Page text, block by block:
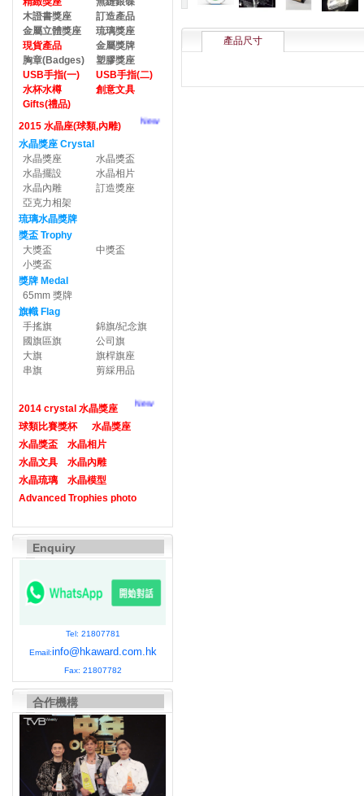
木證書獎座
訂造產品
金屬立體獎座
琉璃獎座
現貨產品
金屬獎牌
胸章(Badges)
塑膠獎座
USB手指(一)
USB手指(二)
水杯水樽
創意文具
Gifts(禮品)
2015 水晶座(球類,內雕)
New
水晶獎座 Crystal
水晶獎座
水晶獎盃
水晶擺設
水晶相片
水晶內雕
訂造獎座
亞克力相架
琉璃水晶獎牌
獎盃 Trophy
大獎盃
中獎盃
小獎盃
獎牌 Medal
65mm 獎牌
旗幟 Flag
手搖旗
錦旗/紀念旗
國旗區旗
公司旗
大旗
旗桿旗座
串旗
剪綵用品
2014 crystal 水晶獎座 New
球類比賽獎杯
水晶獎座
水晶獎盃
水晶相片
水晶文具
水晶內雕
水晶琉璃
水晶模型
Advanced Trophies photo
Enquiry
Tel: 21807781
Email:info@hkaward.com.hk
Fax: 21807782
合作機構
產品尺寸